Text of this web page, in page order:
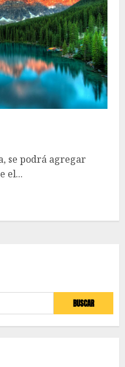
se podrá agregar
el...
BUSCAR